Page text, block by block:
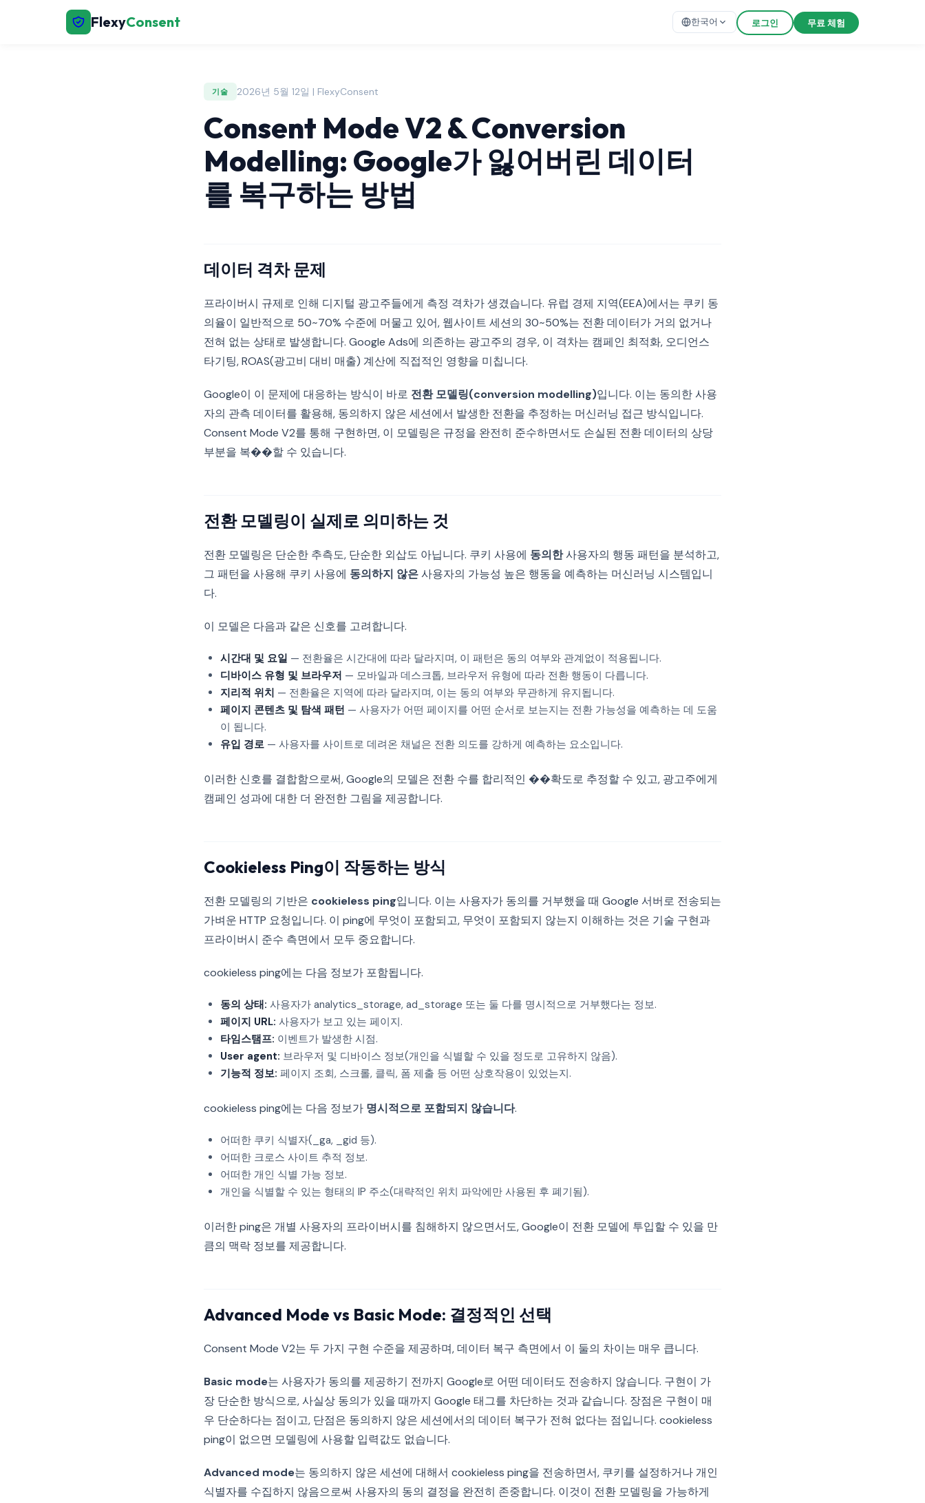
FlexyConsent 한국어 로그인 무료 체험
기술 2026년 5월 12일 | FlexyConsent
Consent Mode V2 & Conversion
Modelling: Google가 잃어버린 데이터
를 복구하는 방법
데이터 격차 문제
프라이버시 규제로 인해 디지털 광고주들에게 측정 격차가 생겼습니다. 유럽 경제 지역(EEA)에서는 쿠키 동
의율이 일반적으로 50~70% 수준에 머물고 있어, 웹사이트 세션의 30~50%는 전환 데이터가 거의 없거나
전혀 없는 상태로 발생합니다. Google Ads에 의존하는 광고주의 경우, 이 격차는 캠페인 최적화, 오디언스
타기팅, ROAS(광고비 대비 매출) 계산에 직접적인 영향을 미칩니다.
Google이 이 문제에 대응하는 방식이 바로 전환 모델링(conversion modelling)입니다. 이는 동의한 사용
자의 관측 데이터를 활용해, 동의하지 않은 세션에서 발생한 전환을 추정하는 머신러닝 접근 방식입니다.
Consent Mode V2를 통해 구현하면, 이 모델링은 규정을 완전히 준수하면서도 손실된 전환 데이터의 상당
부분을 복��할 수 있습니다.
전환 모델링이 실제로 의미하는 것
전환 모델링은 단순한 추측도, 단순한 외삽도 아닙니다. 쿠키 사용에 동의한사용자의 행동 패턴을 분석하고,
그 패턴을 사용해 쿠키 사용에 동의하지 않은사용자의 가능성 높은 행동을 예측하는 머신러닝 시스템입니
다.
이 모델은 다음과 같은 신호를 고려합니다.
시간대 및 요일 — 전환율은 시간대에 따라 달라지며, 이 패턴은 동의 여부와 관계없이 적용됩니다.
디바이스 유형 및 브라우저 — 모바일과 데스크톱, 브라우저 유형에 따라 전환 행동이 다릅니다.
지리적 위치 — 전환율은 지역에 따라 달라지며, 이는 동의 여부와 무관하게 유지됩니다.
페이지 콘텐츠 및 탐색 패턴 — 사용자가 어떤 페이지를 어떤 순서로 보는지는 전환 가능성을 예측하는 데 도움
이 됩니다.
유입 경로 — 사용자를 사이트로 데려온 채널은 전환 의도를 강하게 예측하는 요소입니다.
이러한 신호를 결합함으로써, Google의 모델은 전환 수를 합리적인 ��확도로 추정할 수 있고, 광고주에게
캠페인 성과에 대한 더 완전한 그림을 제공합니다.
Cookieless Ping이 작동하는 방식
전환 모델링의 기반은 cookieless ping입니다. 이는 사용자가 동의를 거부했을 때 Google 서버로 전송되는
가벼운 HTTP 요청입니다. 이 ping에 무엇이 포함되고, 무엇이 포함되지 않는지 이해하는 것은 기술 구현과
프라이버시 준수 측면에서 모두 중요합니다.
cookieless ping에는 다음 정보가 포함됩니다.
동의 상태: 사용자가 analytics_storage, ad_storage 또는 둘 다를 명시적으로 거부했다는 정보.
페이지 URL: 사용자가 보고 있는 페이지.
타임스탬프: 이벤트가 발생한 시점.
User agent: 브라우저 및 디바이스 정보(개인을 식별할 수 있을 정도로 고유하지 않음).
기능적 정보: 페이지 조회, 스크롤, 클릭, 폼 제출 등 어떤 상호작용이 있었는지.
cookieless ping에는 다음 정보가 명시적으로 포함되지 않습니다.
어떠한 쿠키 식별자(_ga, _gid 등).
어떠한 크로스 사이트 추적 정보.
어떠한 개인 식별 가능 정보.
개인을 식별할 수 있는 형태의 IP 주소(대략적인 위치 파악에만 사용된 후 폐기됨).
이러한 ping은 개별 사용자의 프라이버시를 침해하지 않으면서도, Google이 전환 모델에 투입할 수 있을 만
큼의 맥락 정보를 제공합니다.
Advanced Mode vs Basic Mode: 결정적인 선택
Consent Mode V2는 두 가지 구현 수준을 제공하며, 데이터 복구 측면에서 이 둘의 차이는 매우 큽니다.
Basic mode는 사용자가 동의를 제공하기 전까지 Google로 어떤 데이터도 전송하지 않습니다. 구현이 가
장 단순한 방식으로, 사실상 동의가 있을 때까지 Google 태그를 차단하는 것과 같습니다. 장점은 구현이 매
우 단순하다는 점이고, 단점은 동의하지 않은 세션에서의 데이터 복구가 전혀 없다는 점입니다. cookieless
ping이 없으면 모델링에 사용할 입력값도 없습니다.
Advanced mode는 동의하지 않은 세션에 대해서 cookieless ping을 전송하면서, 쿠키를 설정하거나 개인
식별자를 수집하지 않음으로써 사용자의 동의 결정을 완전히 존중합니다. 이것이 전환 모델링을 가능하게